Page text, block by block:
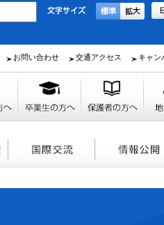
お問い合わせ 交通アクセス キャン